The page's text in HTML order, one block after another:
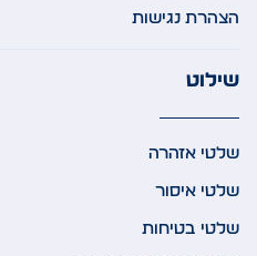
הצהרת נגישות
שילוט
שלטי אזהרה
שלטי איסור
שלטי בטיחות